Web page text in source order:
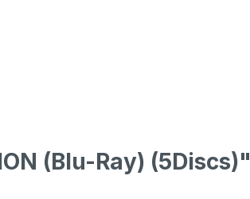
(Blu-Ray) (5Discs)"